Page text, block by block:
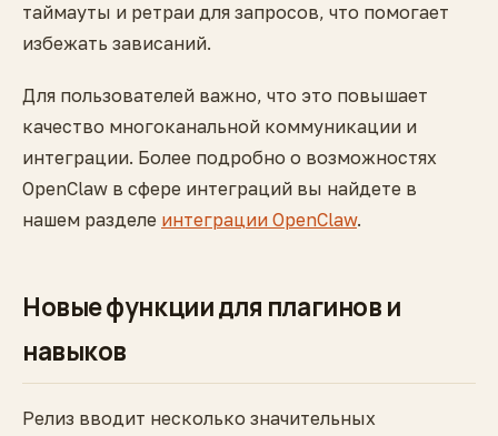
таймауты и ретраи для запросов, что помогает
избежать зависаний.
Для пользователей важно, что это повышает
качество многоканальной коммуникации и
интеграции. Более подробно о возможностях
OpenClaw в сфере интеграций вы найдете в
нашем разделе интеграции OpenClaw.
Новые функции для плагинов и
навыков
Релиз вводит несколько значительных